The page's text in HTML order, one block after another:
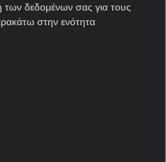
των δεδομένων σας για τους
στην ενότητα
με 10 Δώρα* σε
τη Stoiximan!